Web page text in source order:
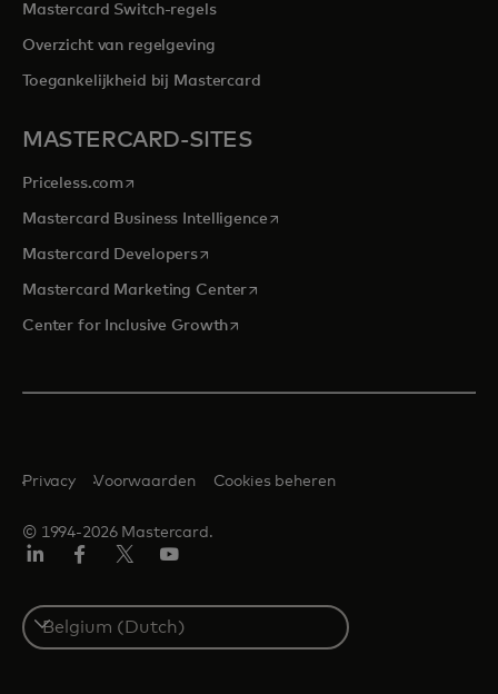
Mastercard Switch-regels
Overzicht van regelgeving
Toegankelijkheid bij Mastercard
MASTERCARD-SITES
Priceless.com opens in a new tab
Mastercard Business Intelligenceopens in a new tab
Mastercard Developersopens in a new tab
Mastercard Marketing Centeropens in a new tab
Center for Inclusive Growthopens in a new tab
© 1994-2026 Mastercard.
Privacy Voorwaarden Cookies beheren
Select
a
country